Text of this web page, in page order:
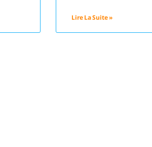
Lire La Suite »